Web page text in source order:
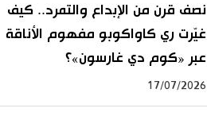
نصف قرن من الإبداع والتمرد.. كيف
غيّرت ري كاواكوبو مفهوم الأناقة
عبر «كوم دي غارسون»؟
17/07/2026